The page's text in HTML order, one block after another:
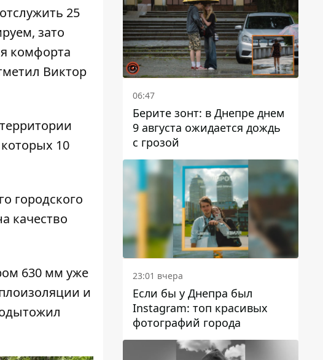
25
зато
комфорта
Виктор
10
городского
качество
630 мм уже
и
06:47
Берите зонт: в Днепре днем ​​
9 августа ожидается дождь
с грозой
23:01 вчера
Если бы у Днепра был
Instagram: топ красивых
фотографий города